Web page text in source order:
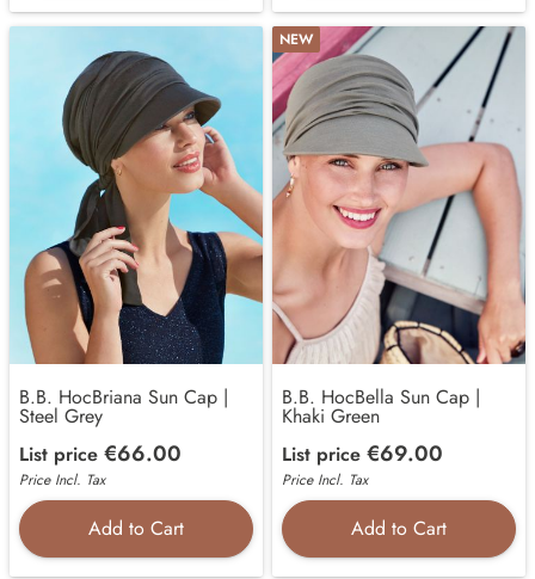
B.B. HocBriana Sun Cap |
Steel Grey
List price €66.00
Price Incl. Tax
Add to Cart
NEW
B.B. HocBella Sun Cap |
Khaki Green
List price €69.00
Price Incl. Tax
Add to Cart